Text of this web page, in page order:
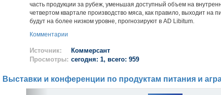
часть продукции за рубеж, уменьшая доступный объем на
четвертом квартале производство мяса, как правило, выходит на
будут на более низком уровне, прогнозируют в AD Libitum.
Комментарии
Источник:
Коммерсант
Просмотры: сегодня: 1, всего: 959
Выставки и конференции по продуктам питания и